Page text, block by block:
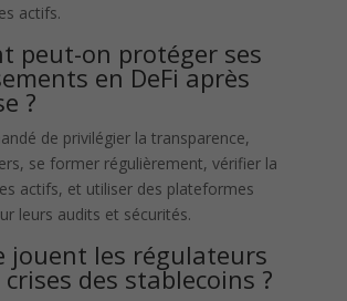
actifs.
peut-on protéger ses
en DeFi après
?
de privilégier la transparence,
se former régulièrement, vérifier la
actifs, et utiliser des plateformes
leurs audits et sécurités.
jouent les régulateurs
des stablecoins ?